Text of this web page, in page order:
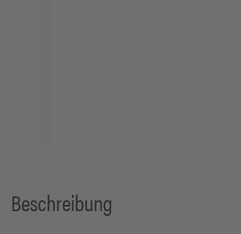
Beschreibung